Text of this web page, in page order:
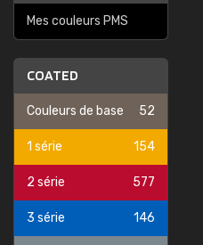
Mes couleurs PMS
COATED
Couleurs de base 52
1 série 154
2 série 577
3 série 146